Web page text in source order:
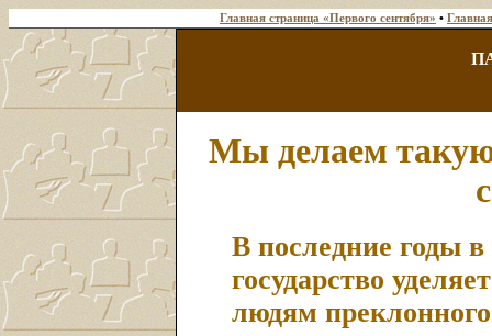
Главная страница «Первого сентября» •
Мы делаем
В последние годы
государство
людям